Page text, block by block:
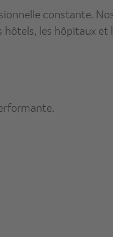
constante.
les hôpitaux